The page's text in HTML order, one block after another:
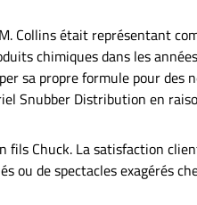
Collins était représentant
chimiques dans les
sa propre formule pour
Snubber Distribution en
fils Chuck. La satisfaction
ou de spectacles exagérés